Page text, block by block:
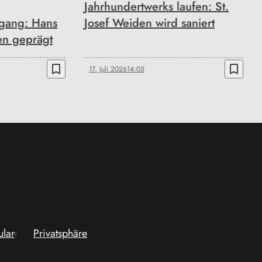
Hans
geprägt
bookmark_border
Jahrhundertwerks laufen: St.
Josef Weiden wird saniert
17. Juli 202614:05 bookmark_border
Privatsphäre